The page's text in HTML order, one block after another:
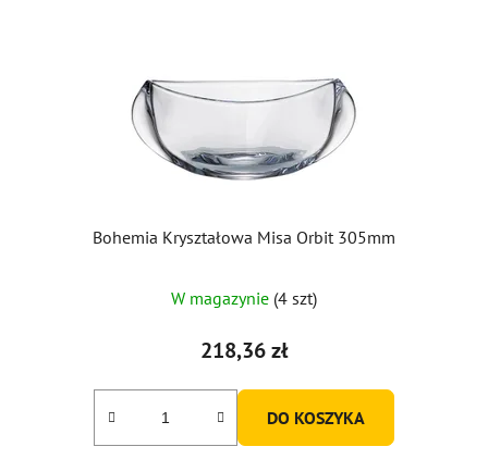
Bohemia Kryształowa Misa Orbit 305mm
ocena
produktu
5,0
W magazynie (4 szt)
218,36 zł
DO KOSZYKA